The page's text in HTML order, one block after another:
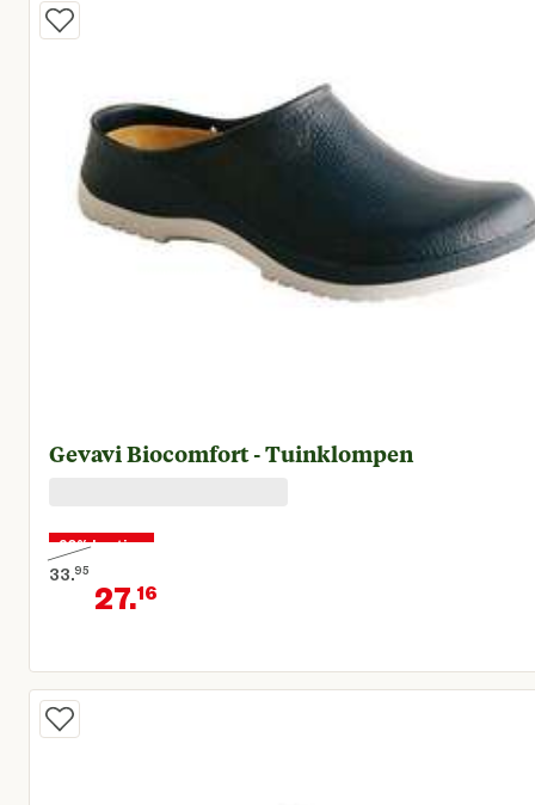
Gevavi Biocomfort - Tuinklompen
20% korting
33.95
Oorspronkelijke prijs € 33,95
27.16
Huidige prijs € 27,16